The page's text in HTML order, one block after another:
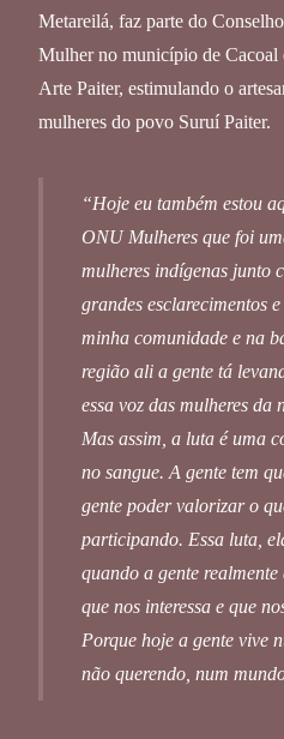
Metareilá, faz parte do
Mulher no município de Cacoal
Arte Paiter, estimulando o
mulheres do povo Suruí Paiter.
“Hoje eu também estou
ONU Mulheres que foi
mulheres indígenas junto
grandes esclarecimentos
minha comunidade e na
região ali a gente tá
essa voz das mulheres da
Mas assim, a luta é uma
no sangue. A gente tem
gente poder valorizar o
participando. Essa luta,
quando a gente
que nos interessa e que
Porque hoje a gente vive
não querendo, num